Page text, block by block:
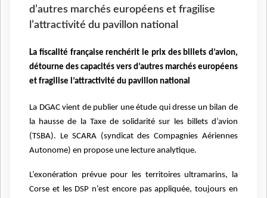
d’autres marchés européens et fragilise
l’attractivité du pavillon national
La fiscalité française renchérit le prix des billets d’avion,
détourne des capacités vers d’autres marchés européens
et fragilise l’attractivité du pavillon national
La DGAC vient de publier une étude qui dresse un bilan de
la hausse de la Taxe de solidarité sur les billets d’avion
(TSBA). Le SCARA (syndicat des Compagnies Aériennes
Autonome) en propose une lecture analytique.
L’exonération prévue pour les territoires ultramarins, la
Corse et les DSP n’est encore pas appliquée, toujours en